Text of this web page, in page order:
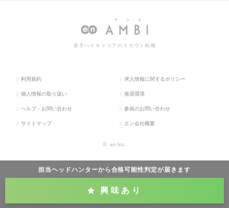
担当ヘッドハンターから合格可能性判定が届きます
興味あり
若手ハイキャリアのスカウト転職
利用規約 求人情報に関するポリシー
個人情報の取り扱い 推奨環境
ヘルプ・お問い合わせ 参画のお問い合わせ
サイトマップ エン会社概要
© en Inc.